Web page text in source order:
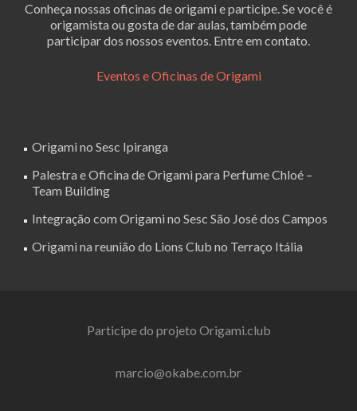
Conheça nossas oficinas de origami e participe. Se você é
origamista ou gosta de dar aulas, também pode
participar dos nossos eventos. Entre em contato.
Eventos e Oficinas de Origami
Origami no Sesc Ipiranga
Palestra e Oficina de Origami para Perfume Chloé –
Team Building
Integração com Origami no Sesc São José dos Campos
Origami na reunião do Lions Club no Terraço Itália
Participe do projeto Origami.club
marcio@okabe.com.br